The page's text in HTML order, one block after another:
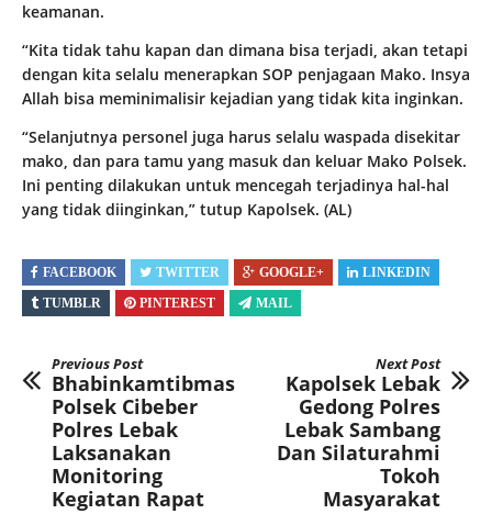
keamanan.
“Kita tidak tahu kapan dan dimana bisa terjadi, akan tetapi
dengan kita selalu menerapkan SOP penjagaan Mako. Insya
Allah bisa meminimalisir kejadian yang tidak kita inginkan.
“Selanjutnya personel juga harus selalu waspada disekitar
mako, dan para tamu yang masuk dan keluar Mako Polsek.
Ini penting dilakukan untuk mencegah terjadinya hal-hal
yang tidak diinginkan,” tutup Kapolsek. (AL)
FACEBOOK TWITTER GOOGLE+
LINKEDIN
TUMBLR
PINTEREST MAIL
Previous Post
Bhabinkamtibmas
Polsek Cibeber
Polres Lebak
Laksanakan
Monitoring
Kegiatan Rapat
Next Post
Kapolsek Lebak
Gedong Polres
Lebak Sambang
Dan Silaturahmi
Tokoh
Masyarakat